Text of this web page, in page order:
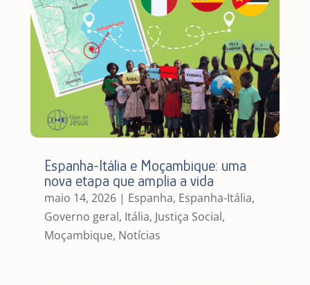
Espanha-Itália e Moçambique: uma
nova etapa que amplia a vida
maio 14, 2026| Espanha, Espanha-Itália,
Governo geral, Itália, Justiça Social,
Moçambique, Notícias